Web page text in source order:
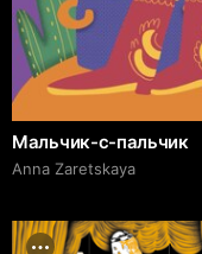
Мальчик-с-пальчик
Anna Zaretskaya